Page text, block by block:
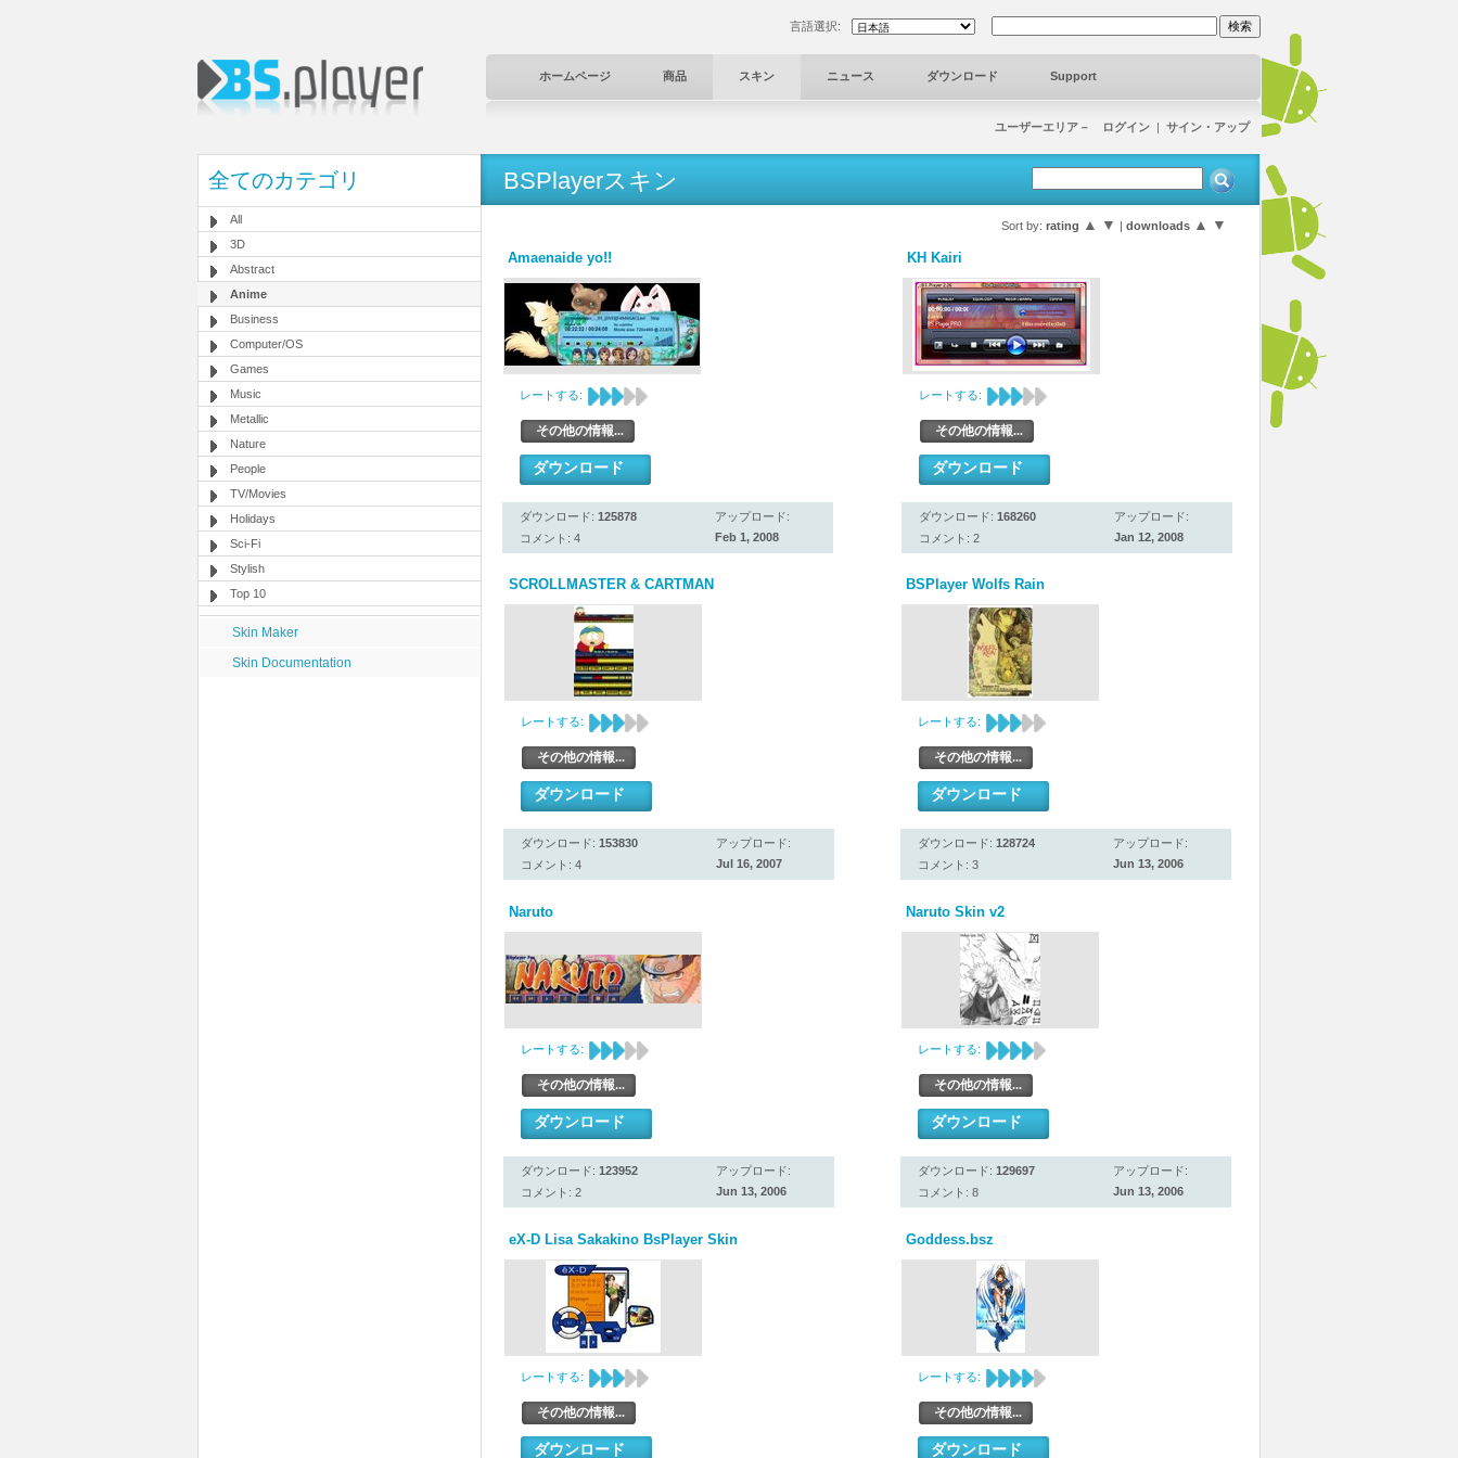
言語選択:
ホームページ 商品 スキン ニュース ダウンロード Support
ユーザーエリア－ ログイン | サイン・アップ
全てのカテゴリ
All
3D
Abstract
Anime
Business
Computer/OS
Games
Music
Metallic
Nature
People
TV/Movies
Holidays
Sci-Fi
Stylish
Top 10
Skin Maker
Skin Documentation
BSPlayerスキン
Sort by: rating ▲ ▼ | downloads ▲ ▼
Amaenaide yo!!
レートする:
その他の情報...
ダウンロード
ダウンロード: 125878
コメント: 4
アップロード:
Feb 1, 2008
KH Kairi
レートする:
その他の情報...
ダウンロード
ダウンロード: 168260
コメント: 2
アップロード:
Jan 12, 2008
SCROLLMASTER & CARTMAN
レートする:
その他の情報...
ダウンロード
ダウンロード: 153830
コメント: 4
アップロード:
Jul 16, 2007
BSPlayer Wolfs Rain
レートする:
その他の情報...
ダウンロード
ダウンロード: 128724
コメント: 3
アップロード:
Jun 13, 2006
Naruto
レートする:
その他の情報...
ダウンロード
ダウンロード: 123952
コメント: 2
アップロード:
Jun 13, 2006
Naruto Skin v2
レートする:
その他の情報...
ダウンロード
ダウンロード: 129697
コメント: 8
アップロード:
Jun 13, 2006
eX-D Lisa Sakakino BsPlayer Skin
レートする:
その他の情報...
ダウンロード
Goddess.bsz
レートする:
その他の情報...
ダウンロード